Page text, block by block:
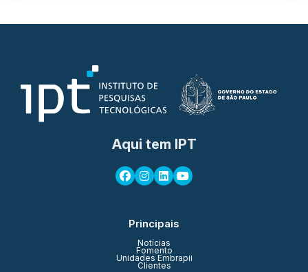
Aqui tem IPT
Principais
Notícias
Fomento
Unidades Embrapii
Clientes